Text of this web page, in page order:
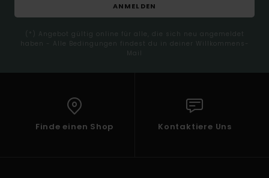
ANMELDEN
(*) Angebot gültig online für alle, die sich neu angemeldet
haben - Alle Bedingungen findest du in deiner Willkommens-
Mail
Finde einen Shop Kontaktiere Uns